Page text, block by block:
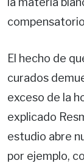
El hecho de
curados
exceso de la
explicado
estudio abre
por ejemplo,